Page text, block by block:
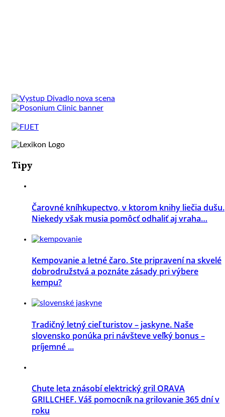
Tipy
Čarovné kníhkupectvo, v ktorom knihy liečia dušu.
Niekedy však musia pomôcť odhaliť aj vraha…
Kempovanie a letné čaro. Ste pripravení na skvelé
dobrodružstvá a poznáte zásady pri výbere
kempu?
Tradičný letný cieľ turistov – jaskyne. Naše
slovensko ponúka pri návšteve veľký bonus –
príjemné ...
Chute leta znásobí elektrický gril ORAVA
GRILLCHEF. Váš pomocník na grilovanie 365 dní v
roku